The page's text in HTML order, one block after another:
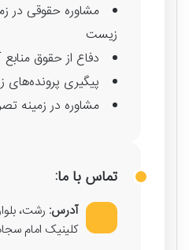
مشاوره حقوقی در
زیست
دفاع از حقوق منابع
پیگیری
مشاوره در زمینه
تماس با ما:
آدرس: رشت،
کلینیک امام سجاد، پلاک